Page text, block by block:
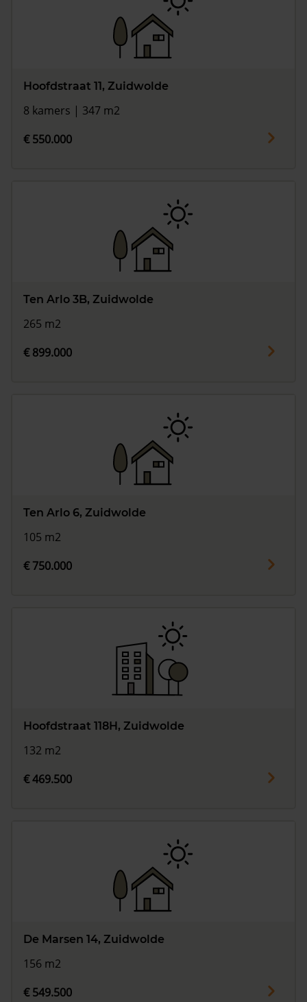
Hoofdstraat 11, Zuidwolde
8 kamers | 347 m2
€ 550.000
Ten Arlo 3B, Zuidwolde
265 m2
€ 899.000
Ten Arlo 6, Zuidwolde
105 m2
€ 750.000
Hoofdstraat 118H, Zuidwolde
132 m2
€ 469.500
De Marsen 14, Zuidwolde
156 m2
€ 549.500